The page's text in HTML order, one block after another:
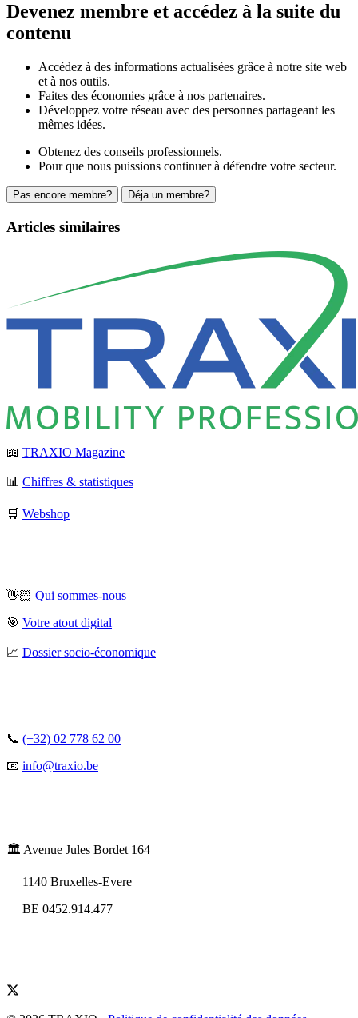
Devenez membre et accédez à la suite du
contenu
Accédez à des informations actualisées grâce à notre site web
et à nos outils.
Faites des économies grâce à nos partenaires.
Développez votre réseau avec des personnes partageant les
mêmes idées.
Obtenez des conseils professionnels.
Pour que nous puissions continuer à défendre votre secteur.
Pas encore membre? Déja un membre?
Articles similaires
📖 TRAXIO Magazine
📊 Chiffres & statistiques
🛒 Webshop
👋🏻 Qui sommes-nous
🎯 Votre atout digital
📈 Dossier socio-économique
📞 (+32) 02 778 62 00
📧 info@traxio.be
🏛️ Avenue Jules Bordet 164
1140 Bruxelles-Evere
BE 0452.914.477